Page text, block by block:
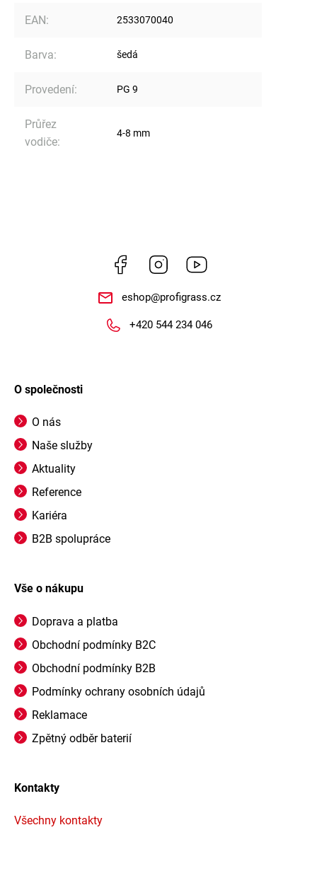
EAN: 2533070040
Barva: šedá
Provedení: PG 9
Průřez
vodiče:
4-8 mm
Facebook Instagram
eshop@profigrass.cz
+420 544 234 046
O společnosti
O nás
Naše služby
Aktuality
Reference
Kariéra
B2B spolupráce
Vše o nákupu
Doprava a platba
Obchodní podmínky B2C
Obchodní podmínky B2B
Podmínky ochrany osobních údajů
Reklamace
Zpětný odběr baterií
Kontakty
Všechny kontakty